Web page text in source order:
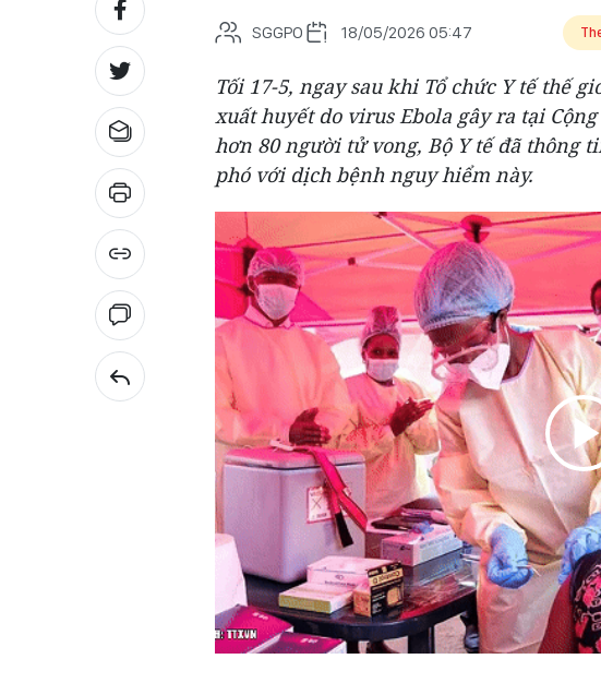
SGGPO 18/05/2026 05:47
Tối 17-5, ngay sau khi Tổ chức Y tế thế
xuất huyết do virus Ebola gây ra tại
hơn 80 người tử vong, Bộ Y tế đã thông
phó với dịch bệnh nguy hiểm này.